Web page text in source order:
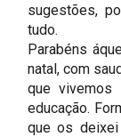
sugestões,
tudo.
Parabéns
natal, com
que
educação.
que os deixei